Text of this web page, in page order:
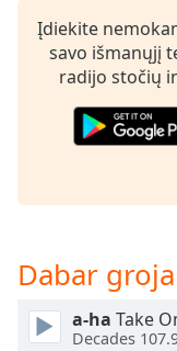
subtitles
settings
dialog
subtitles
selected
Track
Picture
Įdiekite
savo išmanųjį
radijo stočių
Dabar
a-ha Take
Decades